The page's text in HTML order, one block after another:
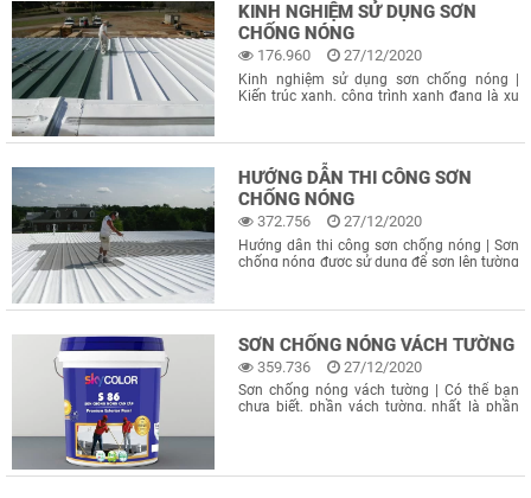
KINH NGHIỆM SỬ DỤNG SƠN
CHỐNG NÓNG
176.960 27/12/2020
Kinh nghiệm sử dụng sơn chống nóng |
Kiến trúc xanh, công trình xanh đang là xu
thì các vật liệu từ gạch, bê tông, kính, sơn…
cũng đòi hỏi phải “xanh”, nhưng
HƯỚNG DẪN THI CÔNG SƠN
CHỐNG NÓNG
372.756 27/12/2020
Hướng dẫn thi công sơn chống nóng | Sơn
chống nóng được sử dụng để sơn lên tường
bền lâu, thoáng mát. Thì ngay khâu quy
SƠN CHỐNG NÓNG VÁCH TƯỜNG
359.736 27/12/2020
Sơn chống nóng vách tường | Có thể bạn
chưa biết, phần vách tường, nhất là phần
không khí bên trong nhà cũng như